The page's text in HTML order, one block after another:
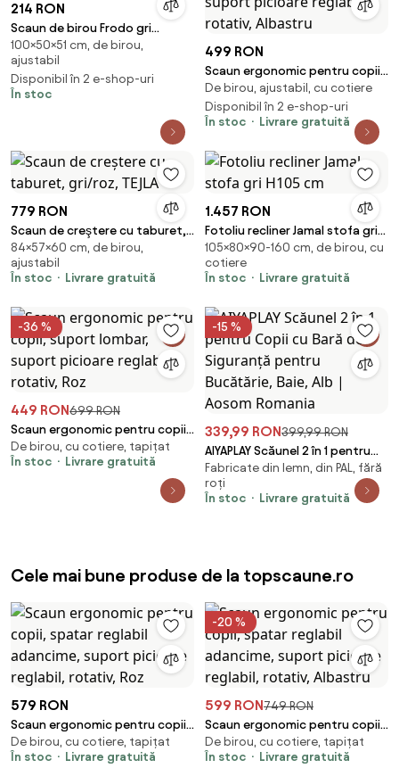
214 RON
Scaun de birou Frodo gri
deschis H100 cm
100×50×51 cm, de birou,
ajustabil
Disponibil în 2 e-shop-uri
În stoc
499 RON
Scaun ergonomic pentru copii,
spatar reglabil, suport picioare
reglabil, rotativ, Albastru
De birou, ajustabil, cu cotiere
Disponibil în 2 e-shop-uri
În stoc
Livrare gratuită
779 RON
Scaun de creştere cu taburet,
gri/roz, TEJLA
84×57×60 cm, de birou,
ajustabil
În stoc
Livrare gratuită
1.457 RON
Fotoliu recliner Jamal stofa gri
H105 cm
105×80×90-160 cm, de birou, cu
cotiere
În stoc
Livrare gratuită
-36 %
449 RON699 RON
Scaun ergonomic pentru copii,
suport lombar, suport picioare
reglabil, rotativ, Roz
De birou, cu cotiere, tapițat
În stoc
Livrare gratuită
-15 %
339,99 RON399,99 RON
AIYAPLAY Scăunel 2 în 1 pentru
Copii cu Bară de Siguranță
pentru Bucătărie, Baie, Alb |
Aosom Romania
Fabricate din lemn, din PAL, fără
roți
În stoc
Livrare gratuită
Cele mai bune produse de la topscaune.ro
579 RON
Scaun ergonomic pentru copii,
spatar reglabil adancime,
suport picioare reglabil,
De birou, cu cotiere, tapițat
În stoc
Livrare gratuită
-20 %
599 RON749 RON
Scaun ergonomic pentru copii,
spatar reglabil adancime,
suport picioare reglabil,
De birou, cu cotiere, tapițat
În stoc
Livrare gratuită